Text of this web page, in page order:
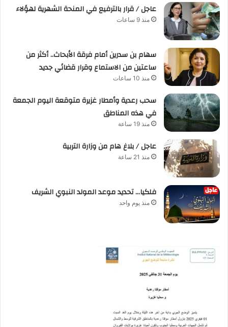
عاجل / قرار بالترفيع في المنحة الشهرية لهؤلاء
منذ 9 ساعات
سهام بن سدرين أمام فرقة الأبحاث.. أكثر من
ساعتين من الاستماع وقرار قضائي جديد
منذ 10 ساعات
سحب رعدية وأمطار غزيرة متوقعة اليوم الجمعة
في هذه المناطق
منذ 19 ساعة
عاجل / بلاغ هام من وزارة التربية
منذ 21 ساعة
فلكيا… تحديد موعد المولد النبوي الشريف
منذ يوم واحد